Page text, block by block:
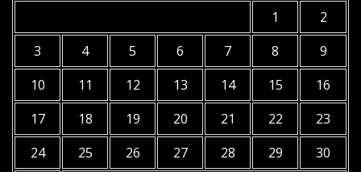
1
2
3
4 5 6 7 8
9
10
11 12 13 14 15
16
17
18 19 20 21 22
23
24
25 26 27 28 29 30